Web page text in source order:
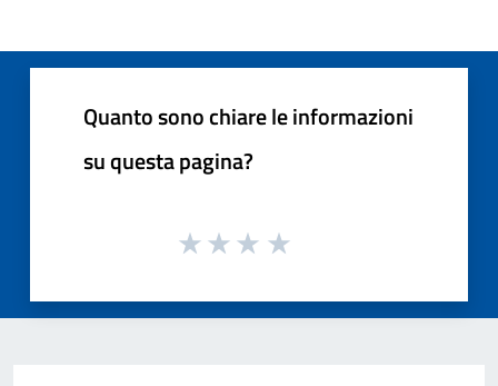
Quanto sono chiare le informazioni
su questa pagina?